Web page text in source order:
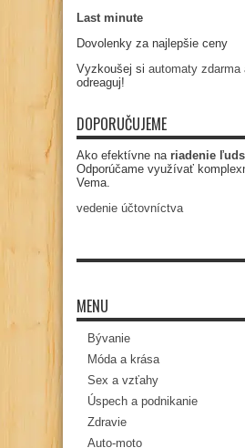
Last minute
Dovolenky za najlepšie ceny
Vyzkoušej si automaty zdarma
odreaguj!
DOPORUČUJEME
Ako efektívne na riadenie
Odporúčame využívať
Vema.
vedenie účtovníctva
MENU
Bývanie
Móda a krása
Sex a vzťahy
Úspech a podnikanie
Zdravie
Auto-moto